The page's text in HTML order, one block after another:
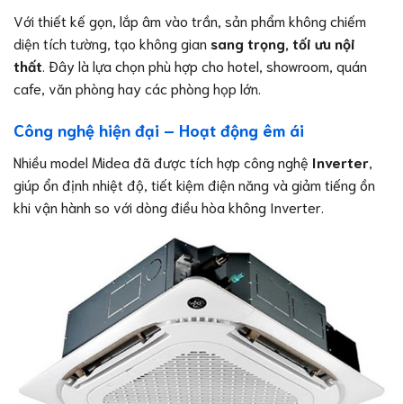
Với thiết kế gọn, lắp âm vào trần, sản phẩm không chiếm
diện tích tường, tạo không gian sang trọng, tối ưu nội
thất . Đây là lựa chọn phù hợp cho hotel, showroom, quán
cafe, văn phòng hay các phòng họp lớn.
Công nghệ hiện đại – Hoạt động êm ái
Nhiều model Midea đã được tích hợp công nghệ Inverter
giúp ổn định nhiệt độ, tiết kiệm điện năng và giảm tiếng ồn
khi vận hành so với dòng điều hòa không Inverter.